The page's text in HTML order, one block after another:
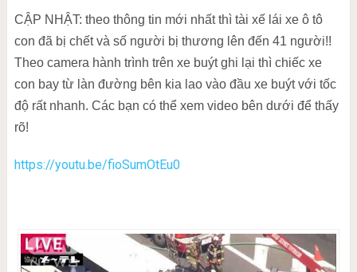
CẬP NHẬT: theo thông tin mới nhất thì tài xế lái xe ô tô
con đã bị chết và số người bị thương lên đến 41 người!!
Theo camera hành trình trên xe buýt ghi lại thì chiếc xe
con bay từ làn đường bên kia lao vào đầu xe buýt với tốc
độ rất nhanh. Các bạn có thể xem video bên dưới để thấy
rõ!
https://youtu.be/fioSumOtEu0